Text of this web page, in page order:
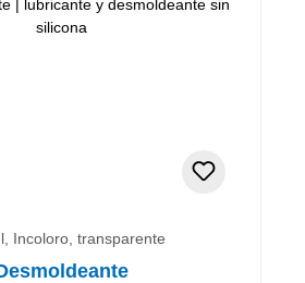
Incoloro, transparente